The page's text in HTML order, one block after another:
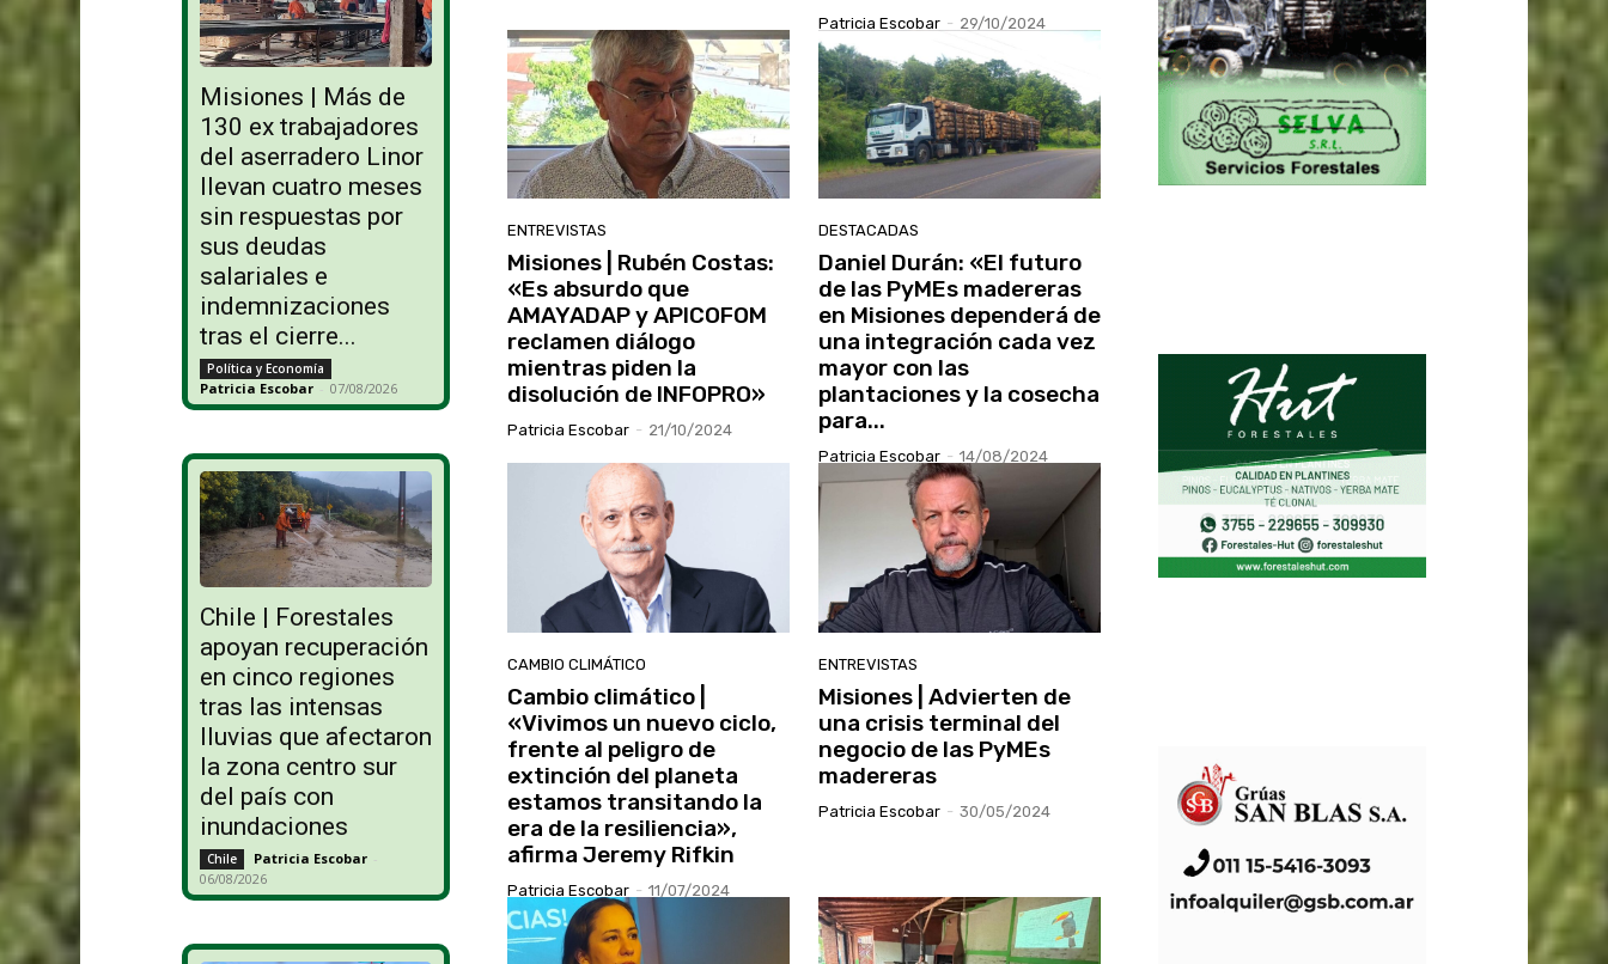
Misiones | Más de
130 ex trabajadores
del aserradero Linor
llevan cuatro meses
sin respuestas por
sus deudas
salariales e
indemnizaciones
tras el cierre...
Política y Economía
Patricia Escobar - 07/08/2026
Chile | Forestales
apoyan recuperación
en cinco regiones
tras las intensas
lluvias que afectaron
la zona centro sur
del país con
inundaciones
Chile Patricia Escobar -
06/08/2026
Patricia Escobar - 29/10/2024
ENTREVISTAS
Misiones | Rubén Costas:
«Es absurdo que
AMAYADAP y APICOFOM
reclamen diálogo
mientras piden la
disolución de INFOPRO»
Patricia Escobar - 21/10/2024
DESTACADAS
Daniel Durán: «El futuro
de las PyMEs madereras
en Misiones dependerá de
una integración cada vez
mayor con las
plantaciones y la cosecha
para...
Patricia Escobar - 14/08/2024
CAMBIO CLIMÁTICO
Cambio climático |
«Vivimos un nuevo ciclo,
frente al peligro de
extinción del planeta
estamos transitando la
era de la resiliencia»,
afirma Jeremy Rifkin
Patricia Escobar - 11/07/2024
ENTREVISTAS
Misiones | Advierten de
una crisis terminal del
negocio de las PyMEs
madereras
Patricia Escobar - 30/05/2024